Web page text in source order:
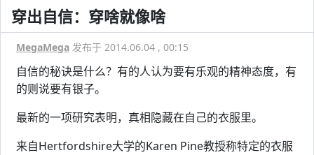
穿出自信：穿啥就像啥
MegaMega 发布于 2014.06.04 , 00:15
自信的秘诀是什么？有的人认为要有乐观的精神态度，有
的则说要有银子。
最新的一项研究表明，真相隐藏在自己的衣服里。
来自Hertfordshire大学的Karen Pine教授称特定的衣服